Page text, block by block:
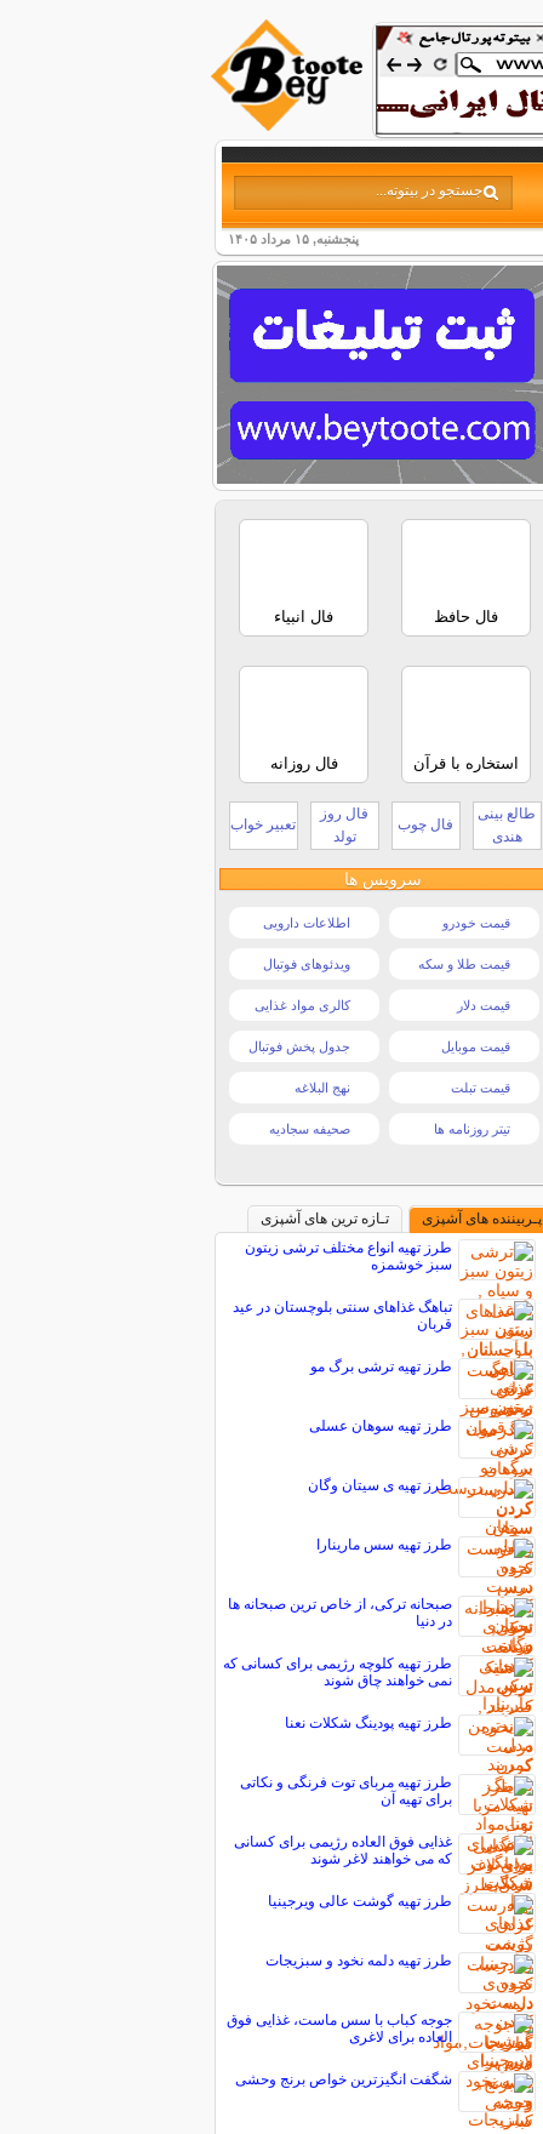
پنجشنبه, ۱۵ مرداد ۱۴۰۵
فال حافظ فال انبیاء
استخاره با قرآن فال روزانه
طالع بینی
هندی
فال چوب
فال روز
تولد
تعبیر خواب
سرویس ها
قیمت خودرو اطلاعات دارویی
قیمت طلا و سکه ویدئوهای فوتبال
قیمت دلار کالری مواد غذایی
قیمت موبایل جدول پخش فوتبال
قیمت تبلت نهج البلاغه
تیتر روزنامه ها صحیفه سجادیه
پـربیننده های آشپزی
تـازه ترین های آشپزی
طرز تهیه انواع مختلف ترشی زیتون
سبز خوشمزه
تباهگ غذاهای سنتی بلوچستان در عید
قربان
طرز تهیه ترشی برگ مو
طرز تهیه سوهان عسلی
طرز تهیه ی سیتان وگان
طرز تهیه سس مارینارا
صبحانه ترکی، از خاص ترین صبحانه ها
در دنیا
طرز تهیه کلوچه رژیمی برای کسانی که
نمی خواهند چاق شوند
طرز تهیه پودینگ شکلات نعنا
طرز تهیه مربای توت فرنگی و نکاتی
برای تهیه آن
غذایی فوق العاده رژیمی برای کسانی
که می خواهند لاغر شوند
طرز تهیه گوشت عالی ویرجینیا
طرز تهیه دلمه نخود و سبزیجات
جوجه کباب با سس ماست، غذایی فوق
العاده برای لاغری
شگفت انگیزترین خواص برنج وحشی